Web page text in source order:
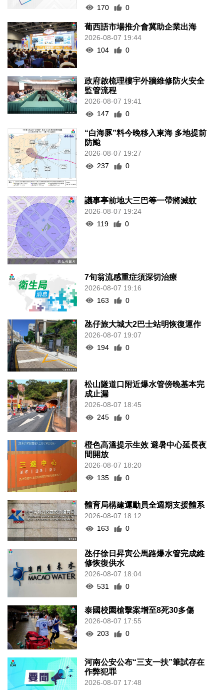
170
0
葡西語市場推介會冀助企業出海
2026-08-07 19:44
104
0
政府啟梳理樓宇外牆維修防火安全
監管流程
2026-08-07 19:41
147
0
“白海豚”料今晚移入東海 多地提前
防颱
2026-08-07 19:27
237
0
議事亭前地大三巴等一帶將滅蚊
2026-08-07 19:24
119
0
7旬翁流感重症須深切治療
2026-08-07 19:16
163
0
氹仔旅大城大2巴士站明恢復運作
2026-08-07 19:07
194
0
松山隧道口附近爆水管傍晚基本完
成止漏
2026-08-07 18:45
245
0
橙色高溫提示生效 避暑中心延長夜
間開放
2026-08-07 18:20
135
0
體育局構建運動員全週期支援體系
2026-08-07 18:12
163
0
氹仔徐日昇寅公馬路爆水管完成維
修恢復供水
2026-08-07 18:04
531
0
泰國校園槍擊案增至8死30多傷
2026-08-07 17:55
203
0
河南公安公布“三支一扶”筆試存在
作弊犯罪
2026-08-07 17:48